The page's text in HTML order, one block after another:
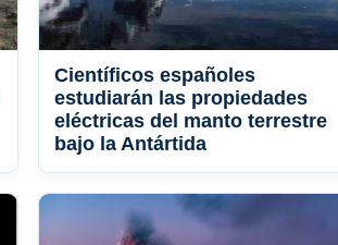
Científicos españoles
estudiarán las propiedades
eléctricas del manto terrestre
bajo la Antártida